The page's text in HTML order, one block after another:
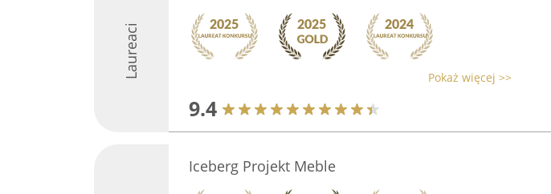
Laureaci Pokaż więcej >>
9.4
Iceberg Projekt Meble